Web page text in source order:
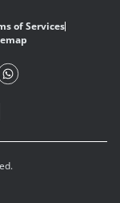
of Services